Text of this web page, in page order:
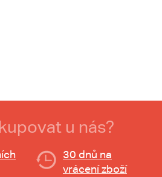
u nás?
30 dnů na
vrácení zboží